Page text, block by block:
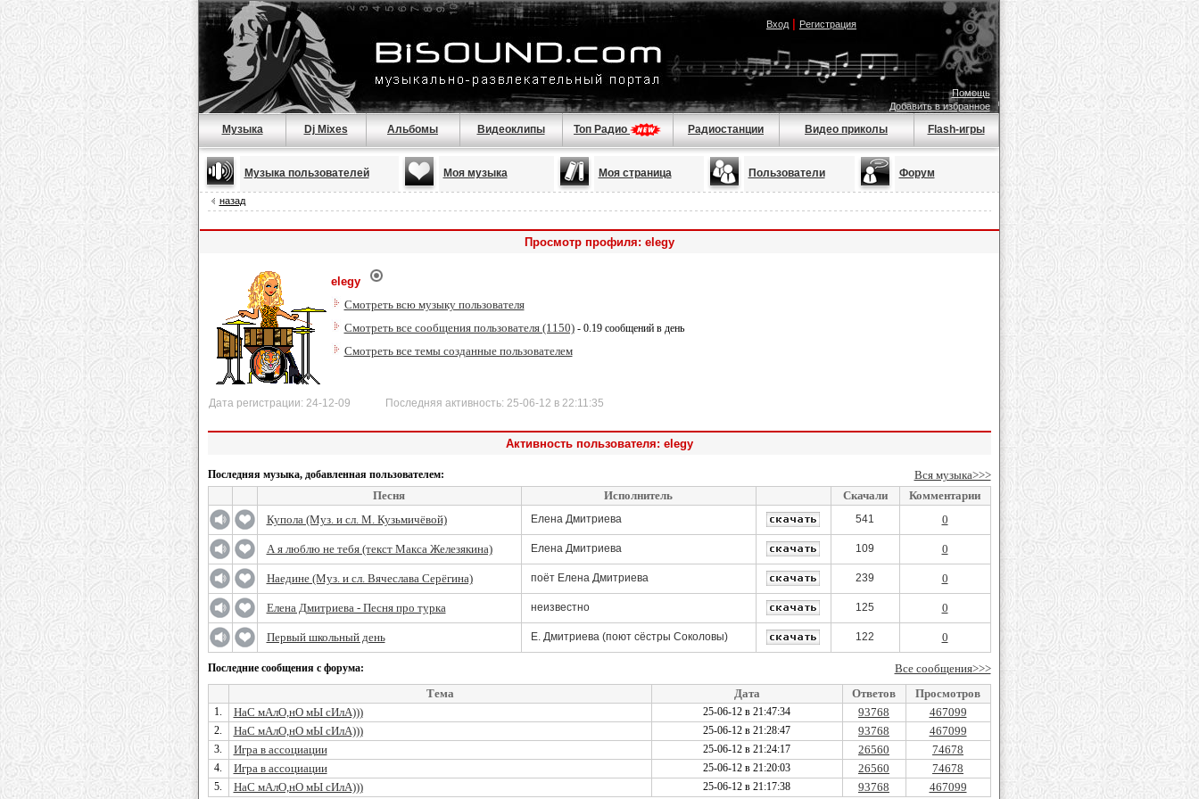
Вход| Регистрация
Помощь
Добавить в избранное
Музыка Dj Mixes Альбомы Видеоклипы Топ Радио Радиостанции Видео приколы Flash-игры
Музыка пользователей Моя музыка Моя страница Пользователи Форум
назад
Просмотр профиля: elegy
elegy
Смотреть всю музыку пользователя
Смотреть все сообщения пользователя (1150)- 0.19 сообщений в день
Смотреть все темы созданные пользователем
Дата регистрации: 24-12-09 Последняя активность: 25-06-12 в 22:11:35
Активность пользователя: elegy
Последняя музыка, добавленная пользователем:
Вся музыка>>>
Песня
Исполнитель Скачали
Комментарии
Купола (Муз. и сл. М. Кузьмичёвой)
Елена Дмитриева 541 0
А я люблю не тебя (текст Макса Железякина) Елена Дмитриева 109 0
Наедине (Муз. и сл. Вячеслава Серёгина) поёт Елена Дмитриева 239 0
Елена Дмитриева - Песня про турка неизвестно 125 0
Первый школьный день Е. Дмитриева (поют сёстры Соколовы) 122 0
Последние сообщения с форума:
Все сообщения>>>
Тема
Дата Ответов Просмотров
1. НаС мАлО,нО мЫ сИлА))) 25-06-12 в 21:47:34 93768 467099
2. НаС мАлО,нО мЫ сИлА))) 25-06-12 в 21:28:47 93768 467099
3. Игра в ассоциации 25-06-12 в 21:24:17 26560 74678
4. Игра в ассоциации 25-06-12 в 21:20:03 26560 74678
5. НаС мАлО,нО мЫ сИлА))) 25-06-12 в 21:17:38 93768 467099